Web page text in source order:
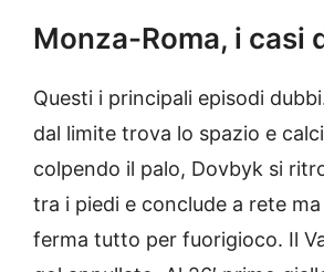
Monza-Roma, i casi
Questi i principali episodi
dal limite trova lo spazio e
colpendo il palo, Dovbyk si
tra i piedi e conclude a rete ma
ferma tutto per fuorigioco. Il